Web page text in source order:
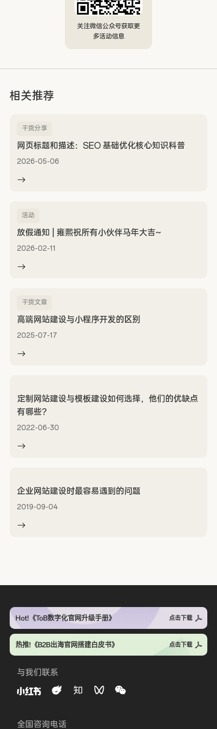
关注微信公众号获取更
多活动信息
相关推荐
干货分享
网页标题和描述：SEO 基础优化核心知识科普
2026-05-06
活动
放假通知 | 雍熙祝所有小伙伴马年大吉~
2026-02-11
干货文章
高端网站建设与小程序开发的区别
2025-07-17
定制网站建设与模板建设如何选择，他们的优缺点
有哪些？
2022-06-30
企业网站建设时最容易遇到的问题
2019-09-04
Hot!《ToB数字化官网升级手册》 点击下载
热推!《B2B出海官网搭建白皮书》 点击下载
与我们联系
全国咨询电话